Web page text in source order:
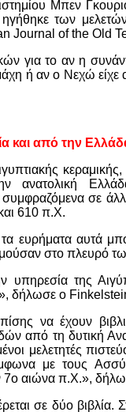
Μπεν
των
Journal of the Old
για το αν η
ή αν ο Νεχώ είχε
και από την
ανατολική
σε
610 π.Χ.
ευρήματα αυτά
στο πλευρό
υπηρεσία της
δήλωσε ο
να έχουν
από τη δυτική
μελετητές
με τους
7ο αιώνα π.Χ.»,
σε δύο βιβλία.